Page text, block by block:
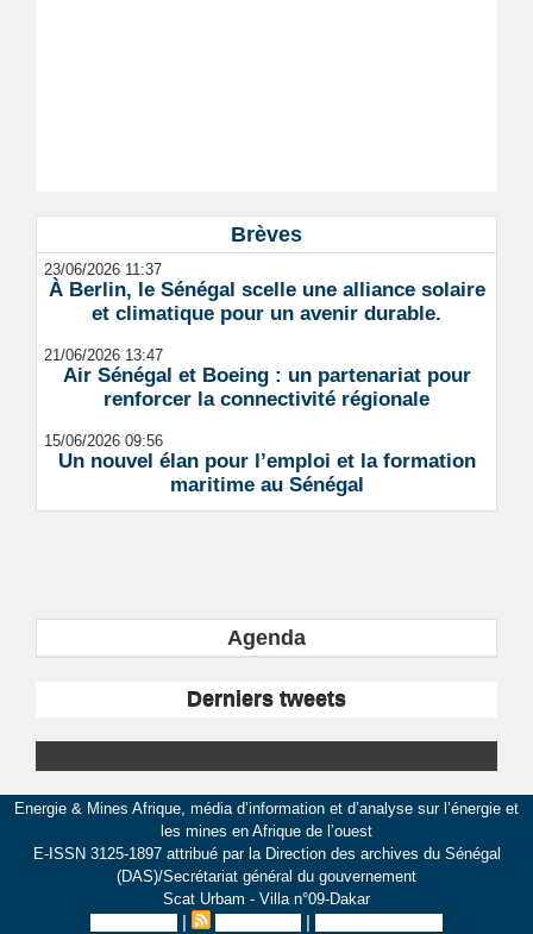
Brèves
23/06/2026 11:37
À Berlin, le Sénégal scelle une alliance solaire
et climatique pour un avenir durable.
21/06/2026 13:47
Air Sénégal et Boeing : un partenariat pour
renforcer la connectivité régionale
15/06/2026 09:56
Un nouvel élan pour l’emploi et la formation
maritime au Sénégal
Agenda
Derniers tweets
Energie & Mines Afrique, média d’information et d’analyse sur l’énergie et
les mines en Afrique de l’ouest
E-ISSN 3125-1897 attribué par la Direction des archives du Sénégal
(DAS)/Secrétariat général du gouvernement
Scat Urbam - Villa n°09-Dakar
| |